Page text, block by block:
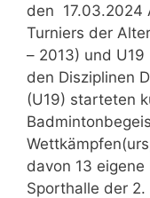
den 17.03.2024
Turniers der
– 2013) und
den Disziplinen
(U19) starteten
davon 13
Sporthalle der